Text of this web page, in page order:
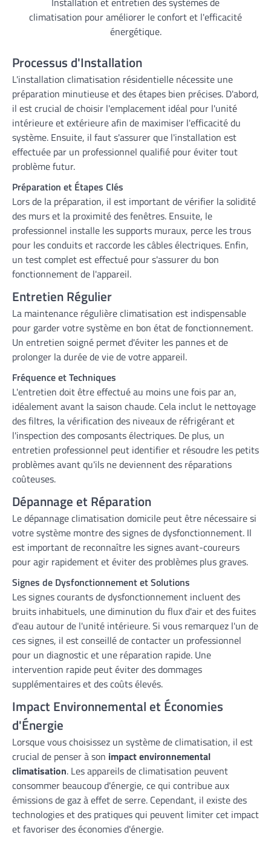
climatisation pour améliorer le confort et l'efficacité
énergétique.
Processus d'Installation
L'installation climatisation résidentielle nécessite une
préparation minutieuse et des étapes bien précises. D'abord,
il est crucial de choisir l'emplacement idéal pour l'unité
intérieure et extérieure afin de maximiser l'efficacité du
système. Ensuite, il faut s'assurer que l'installation est
effectuée par un professionnel qualifié pour éviter tout
problème futur.
Préparation et Étapes Clés
Lors de la préparation, il est important de vérifier la solidité
des murs et la proximité des fenêtres. Ensuite, le
professionnel installe les supports muraux, perce les trous
pour les conduits et raccorde les câbles électriques. Enfin,
un test complet est effectué pour s'assurer du bon
fonctionnement de l'appareil.
Entretien Régulier
La maintenance régulière climatisation est indispensable
pour garder votre système en bon état de fonctionnement.
Un entretien soigné permet d'éviter les pannes et de
prolonger la durée de vie de votre appareil.
Fréquence et Techniques
L'entretien doit être effectué au moins une fois par an,
idéalement avant la saison chaude. Cela inclut le nettoyage
des filtres, la vérification des niveaux de réfrigérant et
l'inspection des composants électriques. De plus, un
entretien professionnel peut identifier et résoudre les petits
problèmes avant qu'ils ne deviennent des réparations
coûteuses.
Dépannage et Réparation
Le dépannage climatisation domicile peut être nécessaire si
votre système montre des signes de dysfonctionnement. Il
est important de reconnaître les signes avant-coureurs
pour agir rapidement et éviter des problèmes plus graves.
Signes de Dysfonctionnement et Solutions
Les signes courants de dysfonctionnement incluent des
bruits inhabituels, une diminution du flux d'air et des fuites
d'eau autour de l'unité intérieure. Si vous remarquez l'un de
ces signes, il est conseillé de contacter un professionnel
pour un diagnostic et une réparation rapide. Une
intervention rapide peut éviter des dommages
supplémentaires et des coûts élevés.
Impact Environnemental et Économies
d'Énergie
Lorsque vous choisissez un système de climatisation, il est
crucial de penser à son impact environnemental
climatisation. Les appareils de climatisation peuvent
consommer beaucoup d'énergie, ce qui contribue aux
émissions de gaz à effet de serre. Cependant, il existe des
technologies et des pratiques qui peuvent limiter cet impact
et favoriser des économies d'énergie.